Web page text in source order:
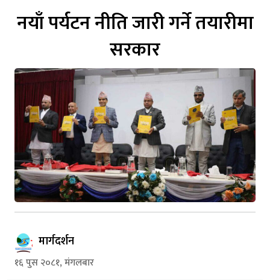
नयाँ पर्यटन नीति जारी गर्ने तयारीमा
सरकार
मार्गदर्शन
१६ पुस २०८१, मंगलबार